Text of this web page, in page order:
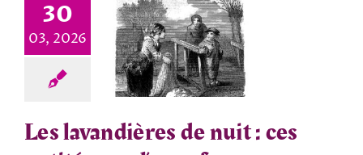
30
03, 2026
Les lavandières de nuit : ces